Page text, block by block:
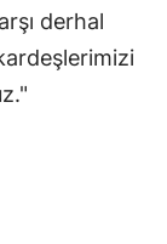
derhal